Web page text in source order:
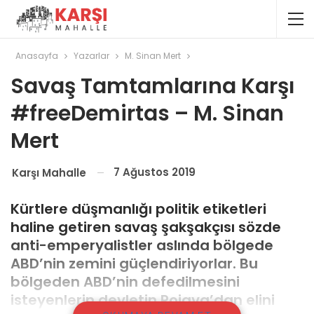
Anasayfa Yazarlar M. Sinan Mert
Savaş Tamtamlarına Karşı
#freeDemirtas – M. Sinan
Mert
Karşı Mahalle 7 Ağustos 2019
Kürtlere düşmanlığı politik etiketleri
haline getiren savaş şakşakçısı sözde
anti-emperyalistler aslında bölgede
ABD’nin zemini güçlendiriyorlar. Bu
bölgeden ABD’nin defedilmesini
isteyenlerin devletin Rojava’dan elini